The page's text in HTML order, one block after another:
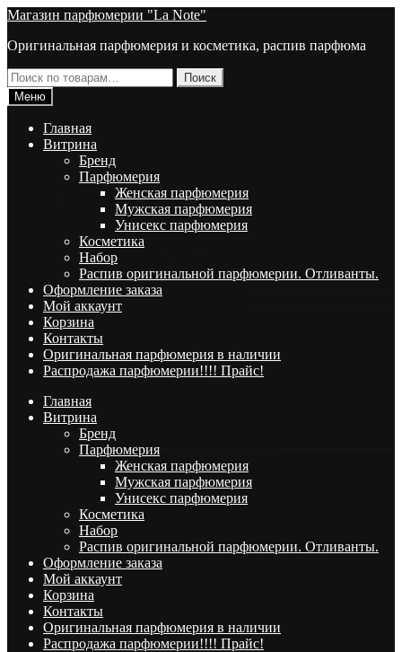
Перейти
навигации
Перейти
содержимому
Магазин парфюмерии "La Note"
Оригинальная парфюмерия и косметика, распив парфюма
Искать:
Поиск
Меню
Главная
Витрина
Брeнд
Парфюмерия
Женская парфюмерия
Мужская парфюмерия
Унисекс парфюмерия
Косметика
Набор
Распив оригинальной парфюмерии. Отливанты.
Оформление заказа
Мой аккаунт
Корзина
Контакты
Оригинальная парфюмерия в наличии
Распродажа парфюмерии!!!! Прайс!
Главная
Витрина
Брeнд
Парфюмерия
Женская парфюмерия
Мужская парфюмерия
Унисекс парфюмерия
Косметика
Набор
Распив оригинальной парфюмерии. Отливанты.
Оформление заказа
Мой аккаунт
Корзина
Контакты
Оригинальная парфюмерия в наличии
Распродажа парфюмерии!!!! Прайс!